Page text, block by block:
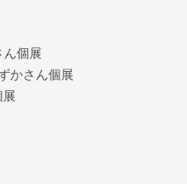
ん個展
かさん個展